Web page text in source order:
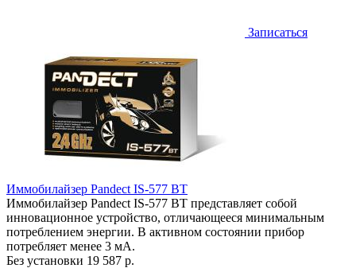
Записаться
Иммобилайзер Pandect IS-577 BT
Иммобилайзер Pandect IS-577 BT представляет собой
инновационное устройство, отличающееся минимальным
потреблением энергии. В активном состоянии прибор
потребляет менее 3 мА.
Без установки 19 587 р.